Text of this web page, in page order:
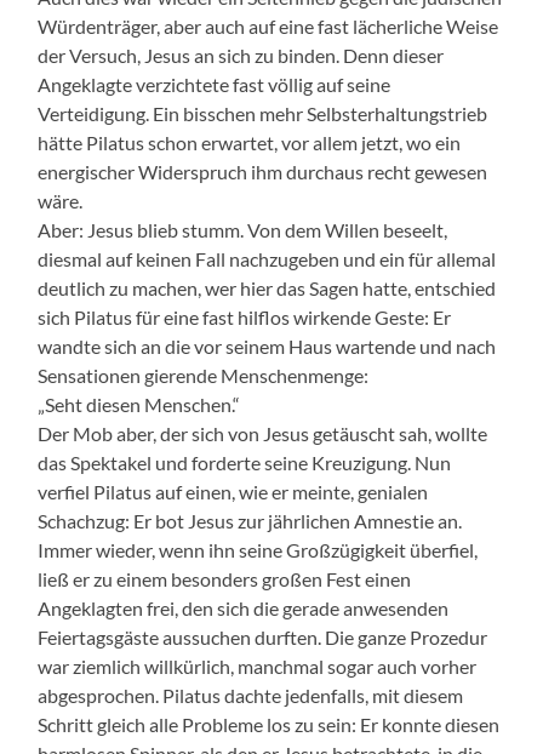
Würdenträger, aber auch auf eine fast lächerliche Weise
der Versuch, Jesus an sich zu binden. Denn dieser
Angeklagte verzichtete fast völlig auf seine
Verteidigung. Ein bisschen mehr Selbsterhaltungstrieb
hätte Pilatus schon erwartet, vor allem jetzt, wo ein
energischer Widerspruch ihm durchaus recht gewesen
wäre.
Aber: Jesus blieb stumm. Von dem Willen beseelt,
diesmal auf keinen Fall nachzugeben und ein für allemal
deutlich zu machen, wer hier das Sagen hatte, entschied
sich Pilatus für eine fast hilflos wirkende Geste: Er
wandte sich an die vor seinem Haus wartende und nach
Sensationen gierende Menschenmenge:
„Seht diesen Menschen.“
Der Mob aber, der sich von Jesus getäuscht sah, wollte
das Spektakel und forderte seine Kreuzigung. Nun
verfiel Pilatus auf einen, wie er meinte, genialen
Schachzug: Er bot Jesus zur jährlichen Amnestie an.
Immer wieder, wenn ihn seine Großzügigkeit überfiel,
ließ er zu einem besonders großen Fest einen
Angeklagten frei, den sich die gerade anwesenden
Feiertagsgäste aussuchen durften. Die ganze Prozedur
war ziemlich willkürlich, manchmal sogar auch vorher
abgesprochen. Pilatus dachte jedenfalls, mit diesem
Schritt gleich alle Probleme los zu sein: Er konnte diesen